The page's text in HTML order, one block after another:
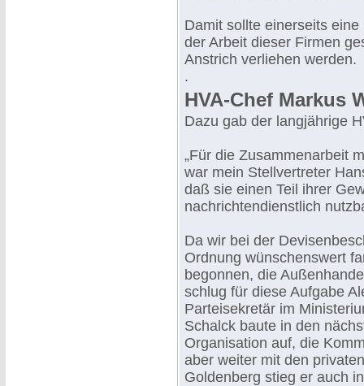
Damit sollte einerseits
der Arbeit dieser Firmen
Anstrich verliehen werden.
.
HVA-Chef Markus
Dazu gab der langjährige
„Für die Zusammenarbeit
war mein Stellvertreter
daß sie einen Teil ihrer
nachrichtendienstlich
Da wir bei der
Ordnung wünschenswert
begonnen, die
schlug für diese Aufgabe
Parteisekretär im
Schalck baute in den
Organisation auf, die
aber weiter mit den
Goldenberg stieg er auch